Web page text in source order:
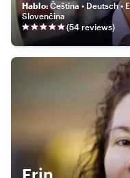
Hablo:Čeština • Deutsch •
Slovenčina
(54 reviews)